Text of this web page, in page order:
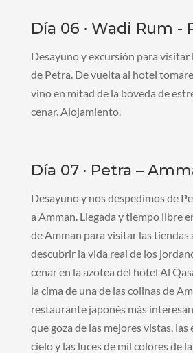
Día 06 · Wadi Rum -
Desayuno y excursión para visitar
de Petra. De vuelta al hotel
vino en mitad de la bóveda de
cenar. Alojamiento.
Día 07 · Petra –
Desayuno y nos despedimos de
a Amman. Llegada y tiempo libre
de Amman para visitar las tiendas
descubrir la vida real de los
cenar en la azotea del hotel Al
la cima de una de las colinas de
restaurante japonés más
que goza de las mejores vistas, las
cielo y las luces de mil colores de